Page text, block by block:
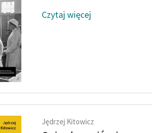
Czytaj więcej
Jędrzej Kitowicz